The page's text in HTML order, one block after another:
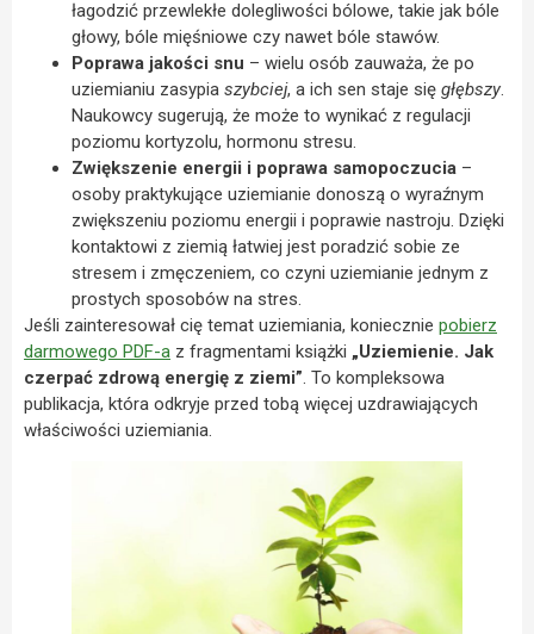
łagodzić przewlekłe dolegliwości bólowe, takie jak bóle
głowy, bóle mięśniowe czy nawet bóle stawów​.
Poprawa jakości snu – wielu osób zauważa, że po
uziemianiu zasypia szybciej, a ich sen staje się głębszy.
Naukowcy sugerują, że może to wynikać z regulacji
poziomu kortyzolu, hormonu stresu​.
Zwiększenie energii i poprawa samopoczucia –
osoby praktykujące uziemianie donoszą o wyraźnym
zwiększeniu poziomu energii i poprawie nastroju. Dzięki
kontaktowi z ziemią łatwiej jest poradzić sobie ze
stresem i zmęczeniem, co czyni uziemianie jednym z
prostych sposobów na stres​.
Jeśli zainteresował cię temat uziemiania, koniecznie pobierz
darmowego PDF-a z fragmentami książki „Uziemienie. Jak
czerpać zdrową energię z ziemi” . To kompleksowa
publikacja, która odkryje przed tobą więcej uzdrawiających
właściwości uziemiania.